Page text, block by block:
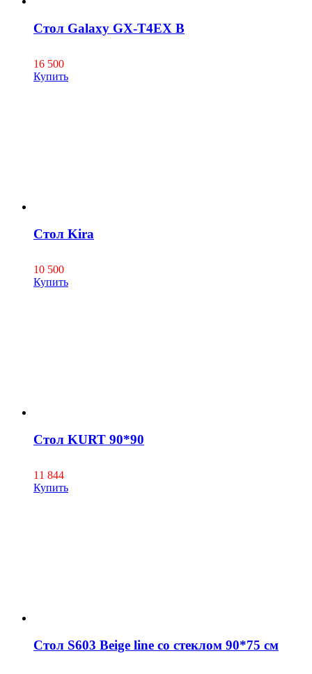
Стол Galaxy GX-T4EX B
16 500
Купить
Стол Kira
10 500
Купить
Стол KURT 90*90
11 844
Купить
Стол S603 Beige line со стеклом 90*75 см